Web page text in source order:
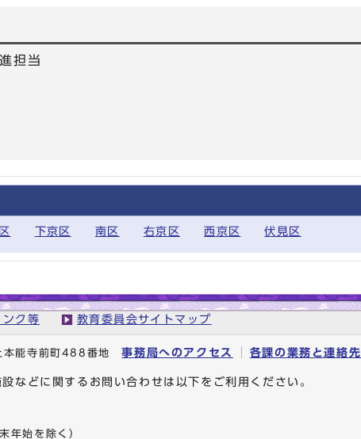
担当
下京区 南区 右京区 西京区 伏見区
ンク等 教育委員会サイトマップ
本能寺前町488番地事務局へのアクセス 各課の業務と連絡先
などに関するお問い合わせは以下をご利用ください。
年始を除く）